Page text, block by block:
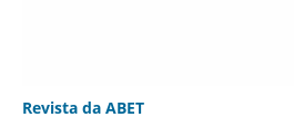
Revista da ABET